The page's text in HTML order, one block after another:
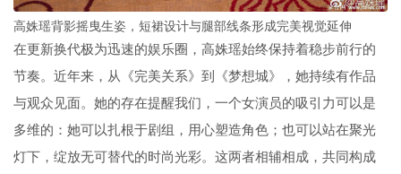
高姝瑶背影摇曳生姿，短裙设计与腿部线条形成完美视觉延伸
在更新换代极为迅速的娱乐圈，高姝瑶始终保持着稳步前行的
节奏。近年来，从《完美关系》到《梦想城》，她持续有作品
与观众见面。她的存在提醒我们，一个女演员的吸引力可以是
多维的：她可以扎根于剧组，用心塑造角色；也可以站在聚光
灯下，绽放无可替代的时尚光彩。这两者相辅相成，共同构成